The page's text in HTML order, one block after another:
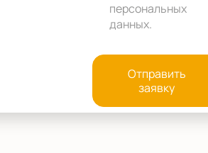
персональных
данных.
Отправить
заявку